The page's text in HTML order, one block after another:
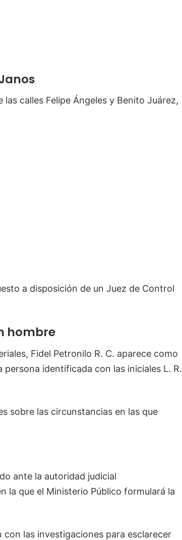
calles Felipe Ángeles y Benito Juárez,
a disposición de un Juez de Control
hombre
Fidel Petronilo R. C. aparece como
identificada con las iniciales L. R.
sobre las circunstancias en las que
ante la autoridad judicial
la que el Ministerio Público formulará la
las investigaciones para esclarecer